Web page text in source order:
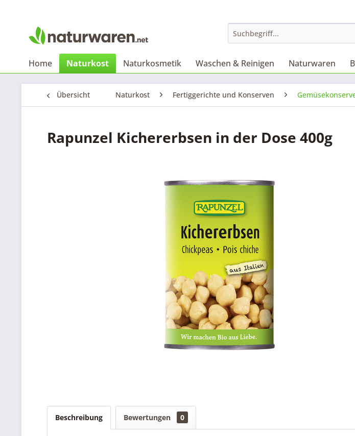
Home Naturkost Naturkosmetik Waschen & Reinigen Naturwaren
Übersicht Naturkost Fertiggerichte und Konserven
Rapunzel Kichererbsen in der Dose 400g
Beschreibung Bewertungen 0